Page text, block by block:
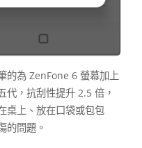
的為 ZenFone 6 螢幕加上
代，抗刮性提升 2.5 倍，
桌上、放在口袋或包包
的問題。